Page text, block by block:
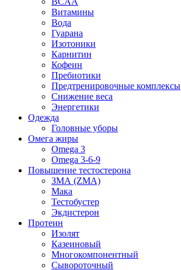
Витамины
Вода
Гуарана
Изотоники
Карнитин
Кофеин
Пребиотики
Предтренировочные комплексы
Снижение веса
Энергетики
Одежда
Головные уборы
Омега жиры
Omega 3
Omega 3-6-9
Повышение тестостерона
ЗМА (ZMA)
Мака
Тестобустер
Экдистерон
Протеин
Изолят
Казеиновый
Многокомпонентный
Сывороточный